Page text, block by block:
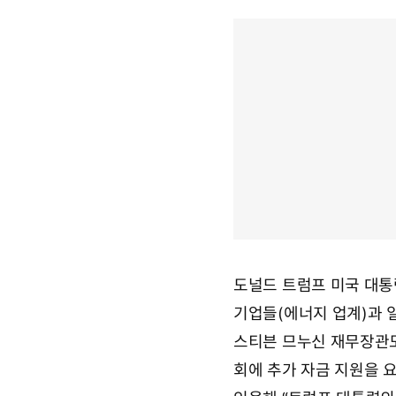
도널드 트럼프 미국 대
기업들(에너지 업계)과
스티븐 므누신 재무장관
회에 추가 자금 지원을